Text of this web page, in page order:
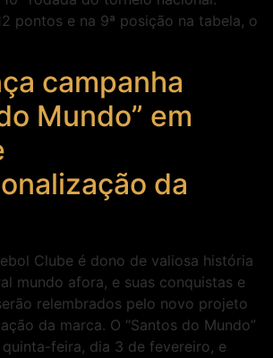
pontos e na 9ª posição na tabela, o
campanha
Mundo” em
da
Clube é dono de valiosa história
mundo afora, e suas conquistas e
relembrados pelo novo projeto
da marca. O “Santos do Mundo”
feira, dia 3 de fevereiro, e